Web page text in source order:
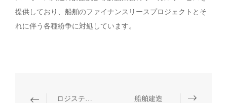
提供しており、船舶のファイナンスリースプロジェクトとそ
れに伴う各種紛争に対処しています。
ロジスティクス・フレイトフォワーディング 船舶建造